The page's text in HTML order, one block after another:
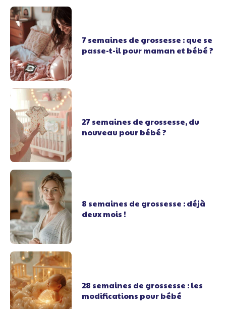
7 semaines de grossesse : que se
passe-t-il pour maman et bébé ?
27 semaines de grossesse, du
nouveau pour bébé ?
8 semaines de grossesse : déjà
deux mois !
28 semaines de grossesse : les
modifications pour bébé